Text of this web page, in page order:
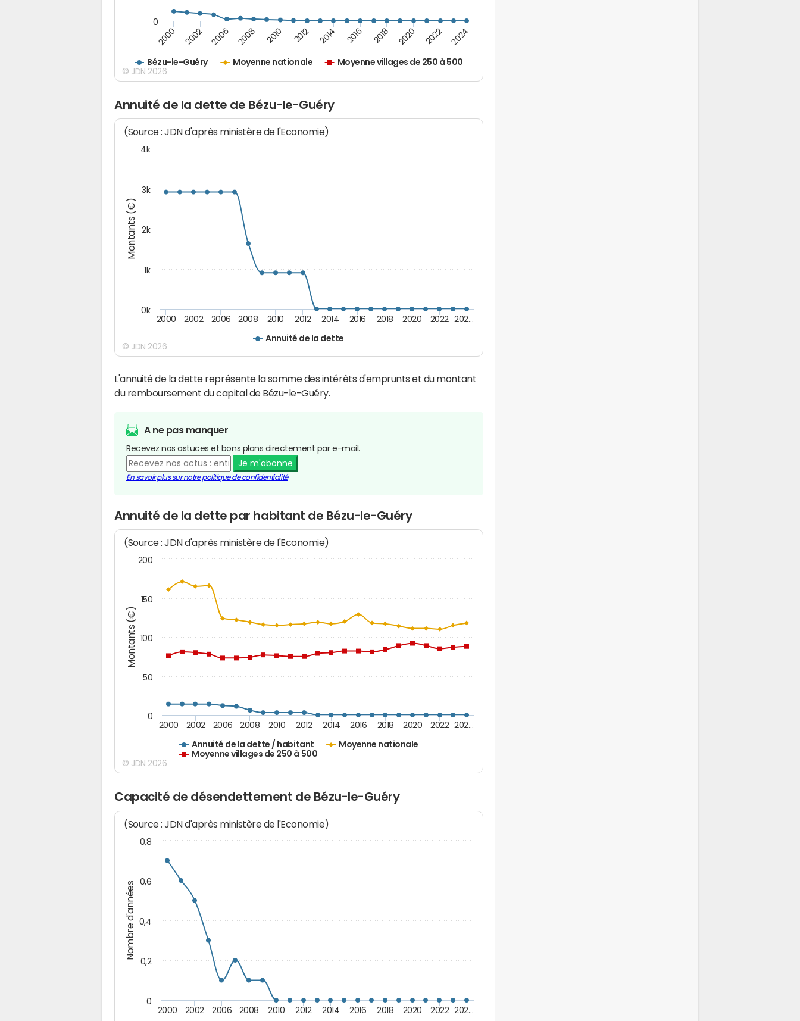
Bézu-le-Guéry Moyenne nationale Moyenne villages de 250 à 500
2000 2002 2006 2008 2010 2012 2014 2016 2018 2020 2022 2024
0
© JDN 2026
Annuité de la dette de Bézu-le-Guéry
Montants (€)
(Source : JDN d'après ministère de l'Economie)
Annuité de la dette
2000 2002 2006 2008 2010 2012 2014 2016 2018 2020 2022 202…
0k
1k
2k
3k
4k
© JDN 2026
L'annuité de la dette représente la somme des intérêts d'emprunts et du montant
du remboursement du capital de Bézu-le-Guéry.
A ne pas manquer
Recevez nos astuces et bons plans directement par e-mail.
Je m'abonne
En savoir plus sur notre politique de confidentialité
Annuité de la dette par habitant de Bézu-le-Guéry
Montants (€)
(Source : JDN d'après ministère de l'Economie)
Annuité de la dette / habitant
Moyenne nationale
Moyenne villages de 250 à 500
2000 2002 2006 2008 2010 2012 2014 2016 2018 2020 2022 202…
0
50
100
150
200
© JDN 2026
Capacité de désendettement de Bézu-le-Guéry
Nombre d'années
(Source : JDN d'après ministère de l'Economie)
2000 2002 2006 2008 2010 2012 2014 2016 2018 2020 2022 202…
0
0,2
0,4
0,6
0,8